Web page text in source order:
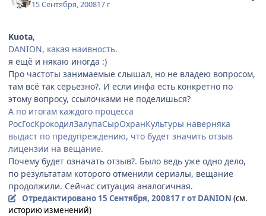
15 Сентября, 200817 г
Kuota,
DANION, какая наивность.
я ещё и някаю иногда :)
Про частоты занимаемые слышал, но не владею вопросом,
там всё так серьезно?. И если инфа есть конкретно по
этому вопросу, ссылочками не поделишься?
А по итогам каждого процесса
РосГосКрокодилЗалупаСырОхранКультуры наверняка
выдаст по предупреждению, что будет значить отзыв
лицензии на вещание.
Почему будет означать отзыв?. Было ведь уже одно дело,
по результатам которого отменили сериалы, вещание
продолжили. Сейчас ситуация аналогичная.
Отредактировано 15 Сентября, 200817 гот DANION (см.
историю изменений)